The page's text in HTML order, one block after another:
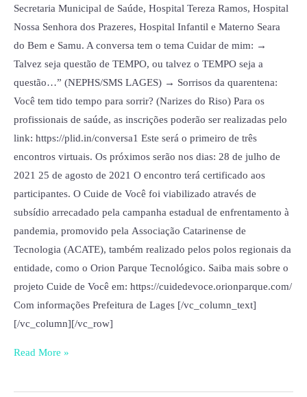
Secretaria Municipal de Saúde, Hospital Tereza Ramos, Hospital
Nossa Senhora dos Prazeres, Hospital Infantil e Materno Seara
do Bem e Samu. A conversa tem o tema Cuidar de mim: →
Talvez seja questão de TEMPO, ou talvez o TEMPO seja a
questão…” (NEPHS/SMS LAGES) → Sorrisos da quarentena:
Você tem tido tempo para sorrir? (Narizes do Riso) Para os
profissionais de saúde, as inscrições poderão ser realizadas pelo
link: https://plid.in/conversa1 Este será o primeiro de três
encontros virtuais. Os próximos serão nos dias: 28 de julho de
2021 25 de agosto de 2021 O encontro terá certificado aos
participantes. O Cuide de Você foi viabilizado através de
subsídio arrecadado pela campanha estadual de enfrentamento à
pandemia, promovido pela Associação Catarinense de
Tecnologia (ACATE), também realizado pelos polos regionais da
entidade, como o Orion Parque Tecnológico. Saiba mais sobre o
projeto Cuide de Você em: https://cuidedevoce.orionparque.com/
Com informações Prefeitura de Lages [/vc_column_text]
[/vc_column][/vc_row]
Read More »